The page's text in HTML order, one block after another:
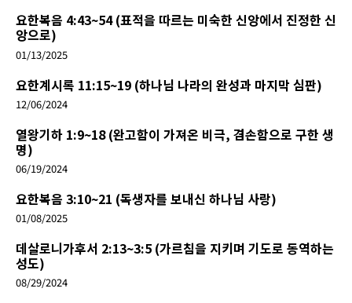
요한복음 4:43~54 (표적을 따르는 미숙한 신앙에서 진정한 신
앙으로)
01/13/2025
요한계시록 11:15~19 (하나님 나라의 완성과 마지막 심판)
12/06/2024
열왕기하 1:9~18 (완고함이 가져온 비극, 겸손함으로 구한 생
명)
06/19/2024
요한복음 3:10~21 (독생자를 보내신 하나님 사랑)
01/08/2025
데살로니가후서 2:13~3:5 (가르침을 지키며 기도로 동역하는
성도)
08/29/2024